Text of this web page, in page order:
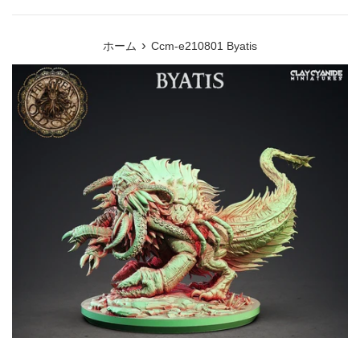
ホーム › Ccm-e210801 Byatis